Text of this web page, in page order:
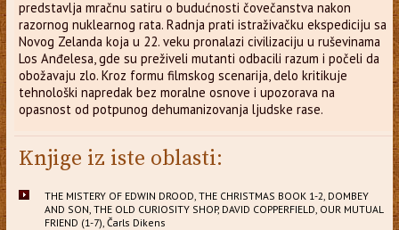
predstavlja mračnu satiru o budućnosti čovečanstva nakon
razornog nuklearnog rata. Radnja prati istraživačku ekspediciju sa
Novog Zelanda koja u 22. veku pronalazi civilizaciju u ruševinama
Los Anđelesa, gde su preživeli mutanti odbacili razum i počeli da
obožavaju zlo. Kroz formu filmskog scenarija, delo kritikuje
tehnološki napredak bez moralne osnove i upozorava na
opasnost od potpunog dehumanizovanja ljudske rase.
Knjige iz iste oblasti:
THE MISTERY OF EDWIN DROOD, THE CHRISTMAS BOOK 1-2, DOMBEY
AND SON, THE OLD CURIOSITY SHOP, DAVID COPPERFIELD, OUR MUTUAL
FRIEND (1-7), Čarls Dikens